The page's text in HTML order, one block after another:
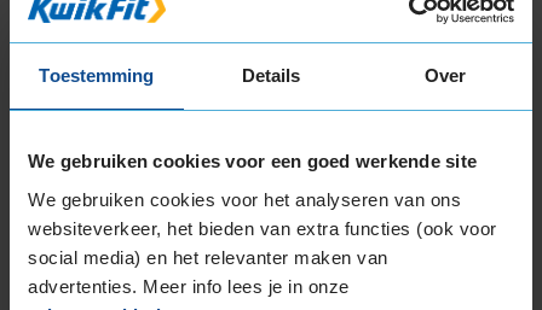
Toestemming Details Over
We gebruiken cookies voor een goed werkende site
We gebruiken cookies voor het analyseren van ons
websiteverkeer, het bieden van extra functies (ook voor
social media) en het relevanter maken van
advertenties. Meer info lees je in onze
195/60R15 88H
195/65R15 91H
195/65R15 91T
195/65R15 95T EXTRALOAD
205/70R15 96T
16-inch banden
195/45R16 84H EXTRALOAD
195/50R16 88H EXTRALOAD
195/55R16 87H